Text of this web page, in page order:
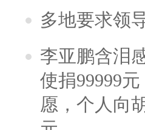
多地要求领
李亚鹏含泪
使捐99999
愿，个人向